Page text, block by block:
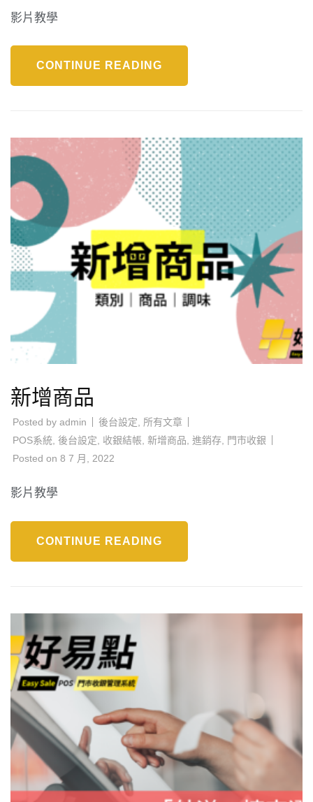
影片教學
CONTINUE READING
新增商品
Posted by admin 後台設定
所有文章
POS系統 後台設定 收銀結帳 新增商品 進銷存
門市收銀
Posted on 8 7 月, 2022
影片教學
CONTINUE READING